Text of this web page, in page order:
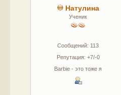
Натулина
Ученик
Сообщений: 113
Репутация: +7/-0
Barbie - это тоже я